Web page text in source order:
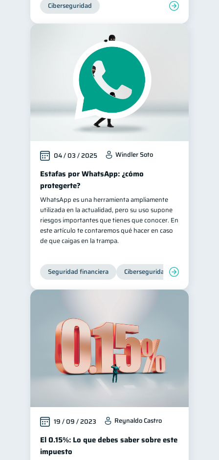
Ciberseguridad
04 / 03 / 2025 Windler Soto
Estafas por WhatsApp: ¿cómo
protegerte?
WhatsApp es una herramienta ampliamente
utilizada en la actualidad, pero su uso supone
riesgos importantes que tienes que conocer. En
este artículo te contaremos qué hacer en caso
de que caigas en la trampa.
Seguridad financiera Ciberseguridad
19 / 09 / 2023 Reynaldo Castro
El 0.15%: Lo que debes saber sobre este
impuesto